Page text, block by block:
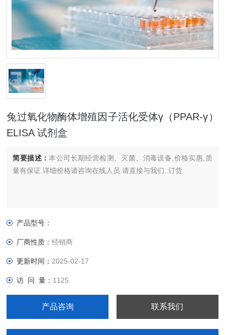
兔过氧化物酶体增殖因子活化受体γ（PPAR-γ）
ELISA 试剂盒
简要描述：本公司长期经营检测、灭菌、消毒设备,价格实惠,质
量有保证.详细价格请咨询在线人员.请直接与我们..订货
产品型号：
厂商性质：经销商
更新时间： 2025-02-17
访 问 量： 1125
产品咨询 联系我们